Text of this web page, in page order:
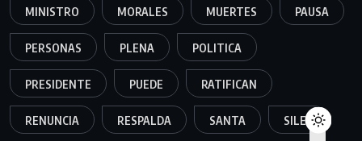
MINISTRO MORALES MUERTES PAUSA
PERSONAS PLENA POLITICA
PRESIDENTE PUEDE RATIFICAN
RENUNCIA RESPALDA SANTA SILES